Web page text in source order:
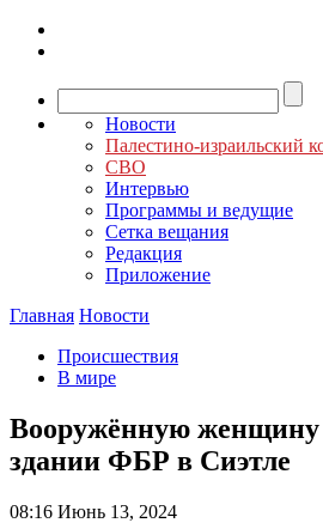
Новости
Палестино-израильский
СВО
Интервью
Программы и ведущие
Сетка вещания
Редакция
Приложение
Главная Новости
Происшествия
В мире
Вооружённую женщину
здании ФБР в Сиэтле
08:16 Июнь 13, 2024